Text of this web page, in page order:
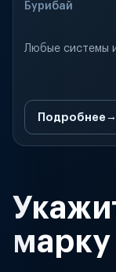
Бурибай
Любые системы
Подробнее